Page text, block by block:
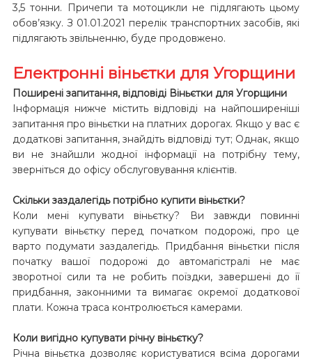
3,5 тонни. Причепи та мотоцикли не підлягають цьому
обов’язку. З 01.01.2021 перелік транспортних засобів, які
підлягають звільненню, буде продовжено.
Електронні віньєтки для Угорщини
Поширені запитання, відповіді Віньєтки для Угорщини
Інформація нижче містить відповіді на найпоширеніші
запитання про віньєтки на платних дорогах. Якщо у вас є
додаткові запитання, знайдіть відповіді тут; Однак, якщо
ви не знайшли жодної інформації на потрібну тему,
зверніться до офісу обслуговування клієнтів.
Скільки заздалегідь потрібно купити віньєтки?
Коли мені купувати віньєтку? Ви завжди повинні
купувати віньєтку перед початком подорожі, про це
варто подумати заздалегідь. Придбання віньєтки після
початку вашої подорожі до автомагістралі не має
зворотної сили та не робить поїздки, завершені до її
придбання, законними та вимагає окремої додаткової
плати. Кожна траса контролюється камерами.
Коли вигідно купувати річну віньєтку?
Річна віньєтка дозволяє користуватися всіма дорогами